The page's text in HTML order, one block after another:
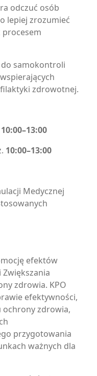
odczuć osób
lepiej zrozumieć
procesem
samokontroli
zdrowotnej.
10:00–13:00
10:00–13:00
Medycznej
efektów
zdrowia. KPO
efektywności,
ochrony zdrowia,
przygotowania
ważnych dla